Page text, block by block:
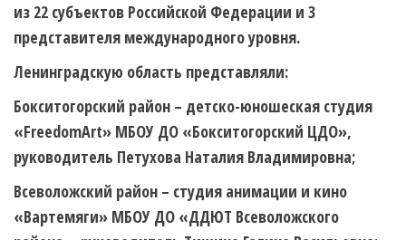
из 22 субъектов Российской Федерации и 3
представителя международного уровня.
Ленинградскую область представляли:
Бокситогорский район – детско-юношеская студия
«FreedomArt» МБОУ ДО «Бокситогорский ЦДО»,
руководитель Петухова Наталия Владимировна;
Всеволожский район – студия анимации и кино
«Вартемяги» МБОУ ДО «ДДЮТ Всеволожского